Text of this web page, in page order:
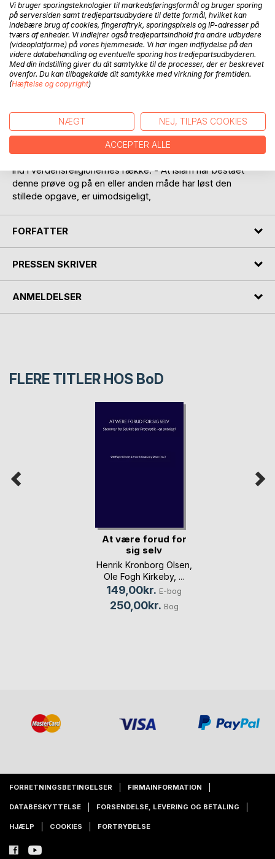
BESKRIVELSE
En lille arabisk ravnekrogsreligion fra kulturens alleryderste
græn­ser, der havde lånt sit religiøse og moralske
tankeindhold fra de ældre trossamfund og som ved sin
sociale tilstande, bliver i løbet af forbavsende kort tid stillet
foran den opgave at skulle være den dominerende religion i
vidtstrakte lande med en ældgammel og højt udviklet kultur
og træder med sit rapidt voksende tilhængerantal pludselig
ind i verdensreligionernes række. - At islam har bestået
denne prøve og på en eller anden måde har løst den
stillede opgave, er uimodsigeligt,
FORFATTER
PRESSEN SKRIVER
ANMELDELSER
FLERE TITLER HOS BoD
At være forud for
sig selv
Henrik Kronborg Olsen
Ole Fogh Kirkeby, ...
149,00kr. E-bog
250,00kr. Bog
FORRETNINGSBETINGELSER FIRMAINFORMATION
DATABESKYTTELSE FORSENDELSE, LEVERING OG BETALING
HJÆLP COOKIES FORTRYDELSE
Vi bruger sporingsteknologier til markedsføringsformål og bruger sporing
på serversiden samt tredjepartsudbydere til dette formål, hvilket kan
indebære brug af cookies, fingeraftryk, sporingspixels og IP-adresser på
tværs af enheder. Vi indlejrer også tredjepartsindhold fra andre udbydere
(videoplatforme) på vores hjemmeside. Vi har ingen indflydelse på den
videre databehandling og eventuelle sporing hos tredjepartsudbyderen.
Med din indstilling giver du dit samtykke til de processer, der er beskrevet
ovenfor. Du kan tilbagekalde dit samtykke med virkning for fremtiden.
(Hæftelse og copyright)
NÆGT NEJ, TILPAS COOKIES
ACCEPTER ALLE